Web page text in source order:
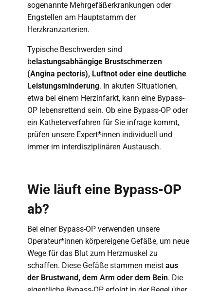
sogenannte Mehrgefäßerkrankungen oder
Engstellen am Hauptstamm der
Herzkranzarterien.
Typische Beschwerden sind
belastungsabhängige Brustschmerzen
(Angina pectoris), Luftnot oder eine deutliche
Leistungsminderung. In akuten Situationen,
etwa bei einem Herzinfarkt, kann eine Bypass-
OP lebensrettend sein. Ob eine Bypass-OP oder
ein Katheterverfahren für Sie infrage kommt,
prüfen unsere Expert*innen individuell und
immer im interdisziplinären Austausch.
Wie läuft eine Bypass-OP
ab?
Bei einer Bypass-OP verwenden unsere
Operateur*innen körpereigene Gefäße, um neue
Wege für das Blut zum Herzmuskel zu
schaffen. Diese Gefäße stammen meist aus
der Brustwand, dem Arm oder dem Bein. Die